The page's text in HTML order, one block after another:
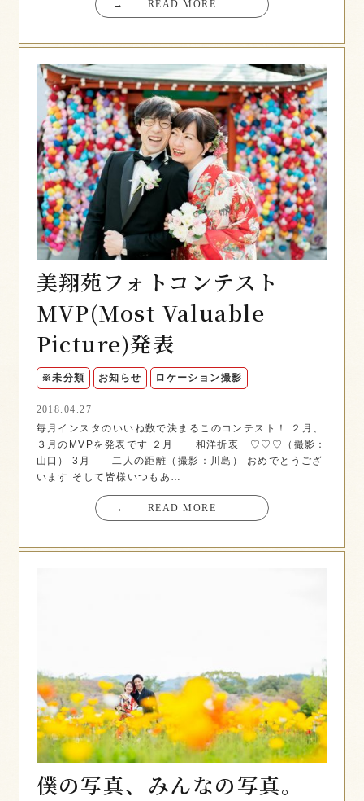
→ READ MORE
美翔苑フォトコンテスト
MVP(Most Valuable
Picture)発表
※未分類 お知らせ ロケーション撮影
2018.04.27
毎月インスタのいいね数で決まるこのコンテスト！ ２月、
３月のMVPを発表です ２月 和洋折衷 ♡♡♡（撮影：
山口） 3月 二人の距離（撮影：川島） おめでとうござ
います そして皆様いつもあ…
→ READ MORE
僕の写真、みんなの写真。